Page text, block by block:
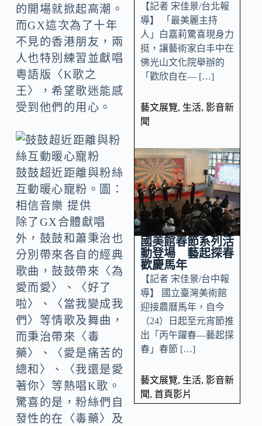
的開場就掀起高潮。
而GX這次為了十年
不見的香港朋友，兩
人也特別練習並獻唱
粵語版〈K歌之
王〉，希望歌迷能感
受到他們的用心。
鼓鼓超近距離與粉絲
互動暖心寵粉。圖：
相信音樂 提供
除了GX合體獻唱
外，鼓鼓和蕭秉治也
分別帶來各自的經典
歌曲，鼓鼓帶來〈為
愛而愛〉、〈好了
啦〉、〈當我變成我
們〉等情歌及舞曲，
而秉治帶來〈毒
藥〉、〈愛是痛苦的
總和〉、〈我還是愛
著你〉等熱唱K歌。
驚喜的是，粉絲們自
發性的在〈毒藥〉及
【記者 宋佳景/台北報
導】 「最美麗主持
人」白嘉莉驚喜現身力
挺，讓藝術家白丰中在
佛光山文化院舉辦的
「歡欣自在— […]
藝文展覽, 生活, 影音新
聞
國美館春節系列活
動登場 藝起探春
歡慶馬年
【記者 宋佳景/台中報
導】 國立臺灣美術館
迎接農曆馬年，自今
（24）日起至元宵節推
出「丙午躍春—藝起探
春」春節 […]
藝文展覽, 生活, 影音新
聞, 首頁影片